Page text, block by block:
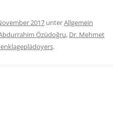
2017 unterAllgemein
Özüdoğru, Dr. Mehmet
.